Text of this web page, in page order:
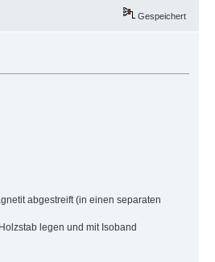
Gespeichert
abgestreift (in einen separaten
legen und mit Isoband